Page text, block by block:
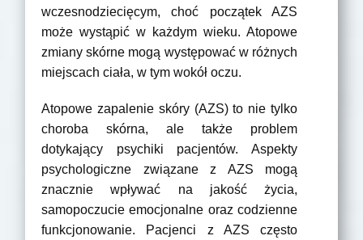
wczesnodziecięcym, choć początek AZS
może wystąpić w każdym wieku. Atopowe
zmiany skórne mogą występować w różnych
miejscach ciała, w tym wokół oczu.
Atopowe zapalenie skóry (AZS) to nie tylko
choroba skórna, ale także problem
dotykający psychiki pacjentów. Aspekty
psychologiczne związane z AZS mogą
znacznie wpływać na jakość życia,
samopoczucie emocjonalne oraz codzienne
funkcjonowanie. Pacjenci z AZS często